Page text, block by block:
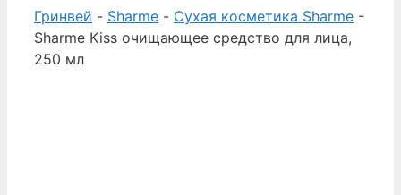
Гринвей - Sharme - Сухая косметика Sharme -
Sharme Kiss очищающее средство для лица,
250 мл